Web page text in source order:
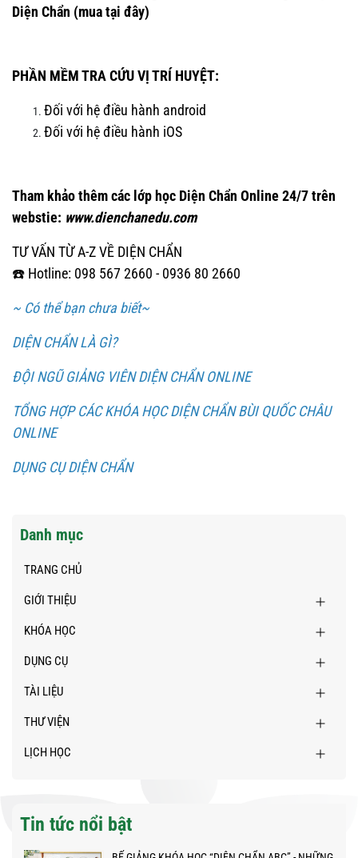
Diện Chẩn (mua tại đây)
PHẦN MỀM TRA CỨU VỊ TRÍ HUYỆT:
Đối với hệ điều hành android
Đối với hệ điều hành iOS
Tham khảo thêm các lớp học Diện Chẩn Online 24/7 trên
webstie: www.dienchanedu.com
TƯ VẤN TỪ A-Z VỀ DIỆN CHẨN
☎️ Hotline: 098 567 2660 - 0936 80 2660
~ Có thể bạn chưa biết~
DIỆN CHẨN LÀ GÌ?
ĐỘI NGŨ GIẢNG VIÊN DIỆN CHẨN ONLINE
TỔNG HỢP CÁC KHÓA HỌC DIỆN CHẨN BÙI QUỐC CHÂU
ONLINE
DỤNG CỤ DIỆN CHẨN
Danh mục
TRANG CHỦ
GIỚI THIỆU
KHÓA HỌC
DỤNG CỤ
TÀI LIỆU
THƯ VIỆN
LỊCH HỌC
Tin tức nổi bật